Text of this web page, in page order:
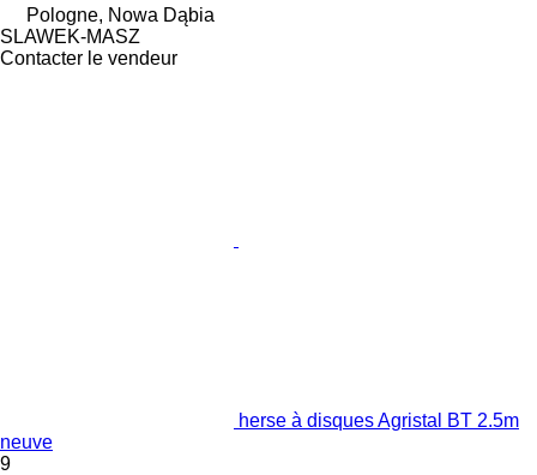
Pologne, Nowa Dąbia
SLAWEK-MASZ
Contacter le vendeur
herse à disques Agristal BT 2.5m
neuve
9